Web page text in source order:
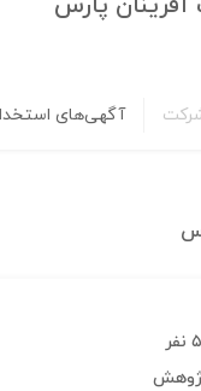
آگهی‌های